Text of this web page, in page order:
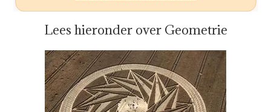
Lees hieronder over Geometrie